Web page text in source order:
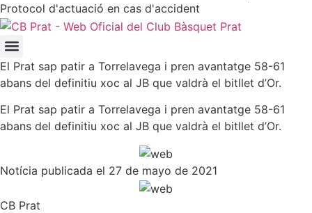
Protocol d'actuació en cas d'accident
El Prat sap patir a Torrelavega i pren avantatge 58-61
abans del definitiu xoc al JB que valdrà el bitllet d’Or.
El Prat sap patir a Torrelavega i pren avantatge 58-61
abans del definitiu xoc al JB que valdrà el bitllet d’Or.
Notícia publicada el 27 de mayo de 2021
CB Prat